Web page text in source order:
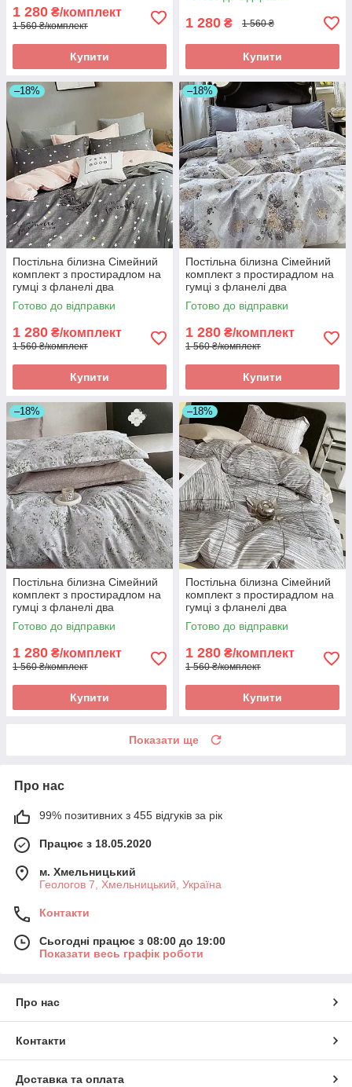
1 280 ₴/комплект
1 560 ₴/комплект
Купити
1 280 ₴ 1 560 ₴
Купити
–18%
Постільна білизна Сімейний
комплект з простирадлом на
гумці з фланелі два
підодіяльника
Готово до відправки
1 280 ₴/комплект
1 560 ₴/комплект
Купити
–18%
Постільна білизна Сімейний
комплект з простирадлом на
гумці з фланелі два
підодіяльника
Готово до відправки
1 280 ₴/комплект
1 560 ₴/комплект
Купити
–18%
Постільна білизна Сімейний
комплект з простирадлом на
гумці з фланелі два
підодіяльника
Готово до відправки
1 280 ₴/комплект
1 560 ₴/комплект
Купити
–18%
Постільна білизна Сімейний
комплект з простирадлом на
гумці з фланелі два
підодіяльника
Готово до відправки
1 280 ₴/комплект
1 560 ₴/комплект
Купити
Показати ще
Про нас
99% позитивних з 455 відгуків за рік
Працює з 18.05.2020
м. Хмельницький
Геологов 7, Хмельницький, Україна
Контакти
Сьогодні працює з 08:00 до 19:00
Показати весь графік роботи
Про нас
Контакти
Доставка та оплата